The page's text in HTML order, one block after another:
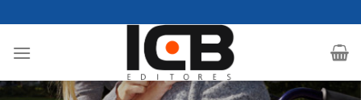
al
contenido